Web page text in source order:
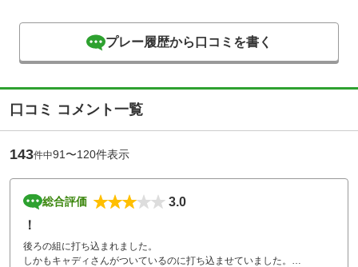
プレー履歴から口コミを書く
口コミ コメント一覧
143件中91〜120件表示
総合評価
3.0
！
後ろの組に打ち込まれました。
しかもキャディさんがついているのに打ち込ませていました。